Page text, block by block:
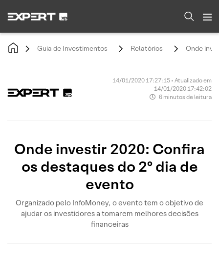
Guia de Investimentos Relatórios Onde
14/01/2020 17:27:15 • Atualizado em
14/01/2020 17:42:02
6 minutos de leitura
Onde investir 2020: Confira
os destaques do 2º dia de
evento
Organizado pelo InfoMoney, o evento tem o objetivo de
ajudar os investidores a tomarem melhores decisões
financeiras